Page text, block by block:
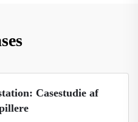
Casestudie af